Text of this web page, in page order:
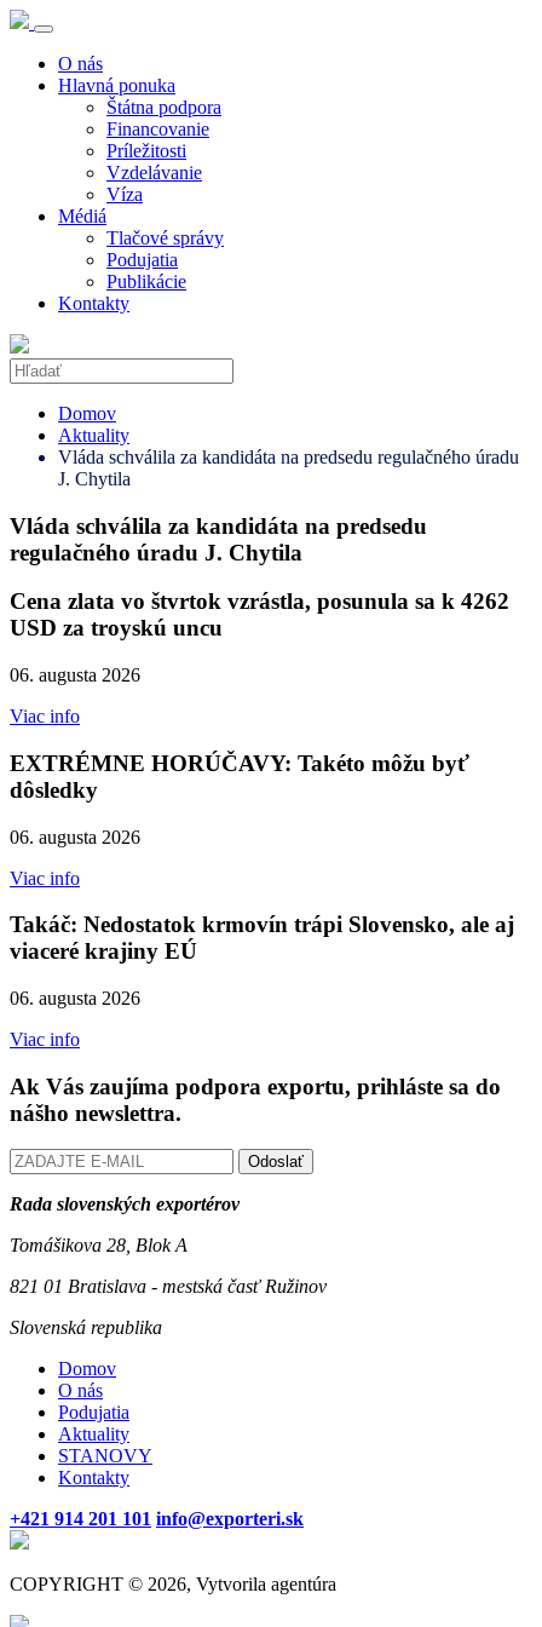
O nás
Hlavná ponuka
Štátna podpora
Financovanie
Príležitosti
Vzdelávanie
Víza
Médiá
Tlačové správy
Podujatia
Publikácie
Kontakty
Domov
Aktuality
Vláda schválila za kandidáta na predsedu regulačného úradu
J. Chytila
Vláda schválila za kandidáta na predsedu
regulačného úradu J. Chytila
Cena zlata vo štvrtok vzrástla, posunula sa k 4262
USD za troyskú uncu
06. augusta 2026
Viac info
EXTRÉMNE HORÚČAVY: Takéto môžu byť
dôsledky
06. augusta 2026
Viac info
Takáč: Nedostatok krmovín trápi Slovensko, ale aj
viaceré krajiny EÚ
06. augusta 2026
Viac info
Ak Vás zaujíma podpora exportu, prihláste sa do
nášho newslettra.
Odoslať
Rada slovenských exportérov
Tomášikova 28, Blok A
821 01 Bratislava - mestská časť Ružinov
Slovenská republika
Domov
O nás
Podujatia
Aktuality
STANOVY
Kontakty
+421 914 201 101 info@exporteri.sk
COPYRIGHT © 2026, Vytvorila agentúra